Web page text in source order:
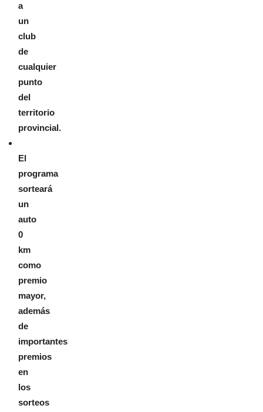
a
un
club
de
cualquier
punto
del
territorio
provincial.
El
programa
sorteará
un
auto
0
km
como
premio
mayor,
además
de
importantes
premios
en
los
sorteos